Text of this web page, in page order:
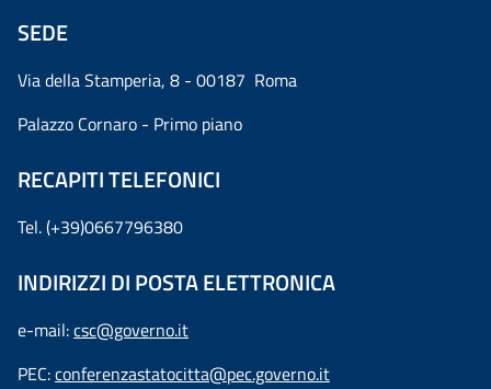
SEDE
Via della Stamperia, 8 - 00187 Roma
Palazzo Cornaro - Primo piano
RECAPITI TELEFONICI
Tel. (+39)0667796380
INDIRIZZI DI POSTA ELETTRONICA
e-mail:csc@governo.it
PEC:conferenzastatocitta@pec.governo.it